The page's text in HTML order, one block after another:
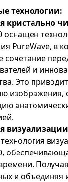
технологии:
кристально
оснащен
PureWave, в
сочетание
и
Это
изображения,
визуализации
и объединяя